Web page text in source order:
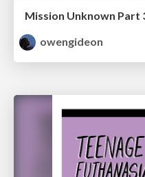
Mission Unknown Part
owengideon